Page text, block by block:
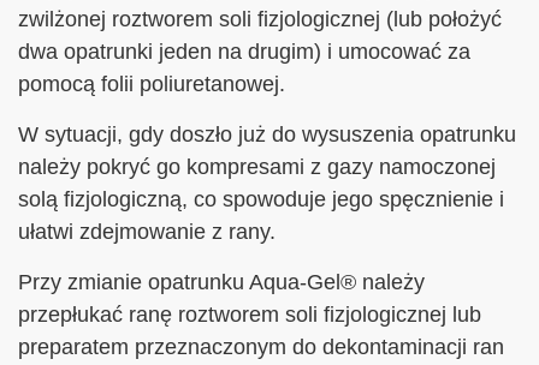
zwilżonej roztworem soli fizjologicznej (lub położyć
dwa opatrunki jeden na drugim) i umocować za
pomocą folii poliuretanowej.
W sytuacji, gdy doszło już do wysuszenia opatrunku
należy pokryć go kompresami z gazy namoczonej
solą fizjologiczną, co spowoduje jego spęcznienie i
ułatwi zdejmowanie z rany.
Przy zmianie opatrunku Aqua-Gel® należy
przepłukać ranę roztworem soli fizjologicznej lub
preparatem przeznaczonym do dekontaminacji ran